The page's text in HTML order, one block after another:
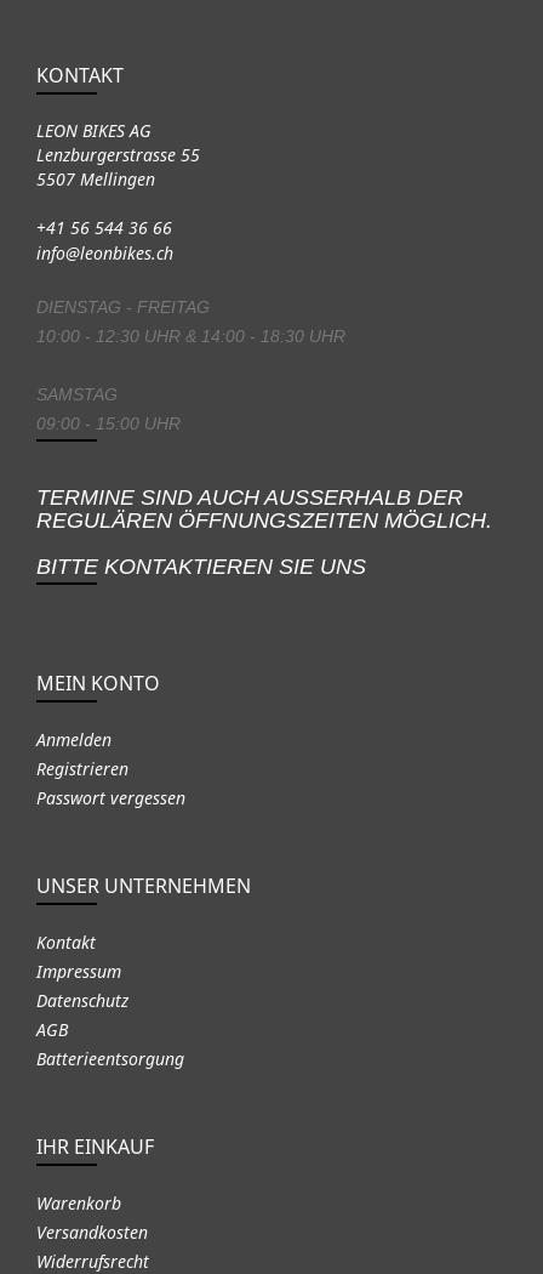
KONTAKT
LEON BIKES AG
Lenzburgerstrasse 55
5507 Mellingen
+41 56 544 36 66
info@leonbikes.ch
DIENSTAG - FREITAG
10:00 - 12:30 UHR & 14:00 - 18:30 UHR
SAMSTAG
09:00 - 15:00 UHR
TERMINE SIND AUCH AUSSERHALB DER
REGULÄREN ÖFFNUNGSZEITEN MÖGLICH.
BITTE KONTAKTIEREN SIE UNS
MEIN KONTO
Anmelden
Registrieren
Passwort vergessen
UNSER UNTERNEHMEN
Kontakt
Impressum
Datenschutz
AGB
Batterieentsorgung
IHR EINKAUF
Warenkorb
Versandkosten
Widerrufsrecht